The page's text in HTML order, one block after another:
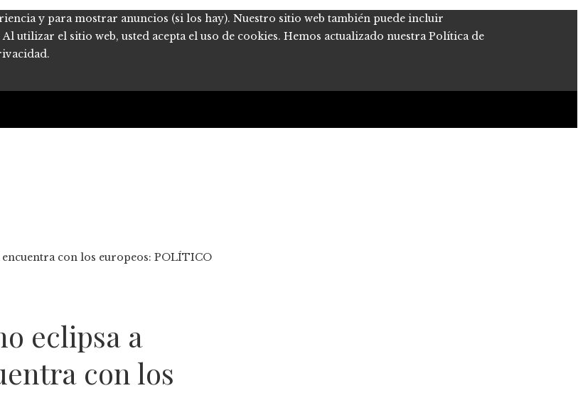
y para mostrar anuncios (si los hay). Nuestro sitio web también puede incluir
utilizar el sitio web, usted acepta el uso de cookies. Hemos actualizado nuestra Política de
con los europeos: POLÍTICO
eclipsa a
con los